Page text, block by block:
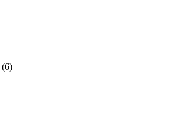
(6)